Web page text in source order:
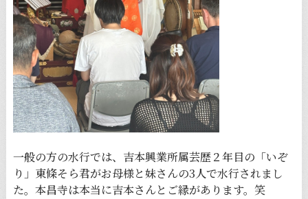
一般の方の水行では、吉本興業所属芸歴２年目の「いぞ
り」東條そら君がお母様と妹さんの3人で水行されまし
た。本昌寺は本当に吉本さんとご縁があります。笑